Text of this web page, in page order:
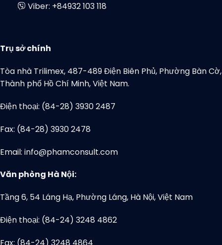
Viber: +84932 103 118
Trụ sở chính
Tòa nhà Trilimex, 487-489 Điện Biên Phủ, Phường Bàn Cờ,
Thành phố Hồ Chí Minh, Việt Nam.
Điện thoại: (84-28) 3930 2487
Fax: (84-28) 3930 2478
Email: info@phamconsult.com
Văn phòng Hà Nội:
Tầng 6, 54 Láng Hạ, Phường Láng, Hà Nội, Việt Nam
Điện thoại: (84-24) 3248 4862
Fax: (84-24) 3248 4864